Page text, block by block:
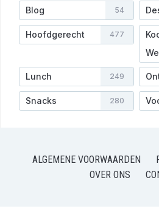
Blog 54
Hoofdgerecht 477
Lunch 249
Snacks 280
ALGEMENE VOORWAARDEN
OVER ONS